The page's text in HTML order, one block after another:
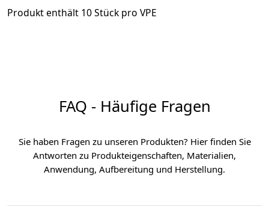
Produkt enthält 10 Stück pro VPE
FAQ - Häufige Fragen
Sie haben Fragen zu unseren Produkten? Hier finden Sie
Antworten zu Produkteigenschaften, Materialien,
Anwendung, Aufbereitung und Herstellung.